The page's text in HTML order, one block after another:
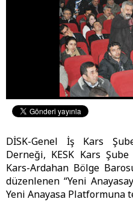
DİSK-Genel İş Kars
Derneği, KESK Kars
Kars-Ardahan Bölge
düzenlenen “Yeni
Yeni Anayasa Platformuna